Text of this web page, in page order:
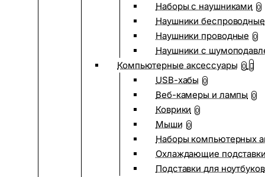
Наборы с наушниками 0
Наушники беспроводные
Наушники проводные 0
Наушники с
Компьютерные аксессуары 0
USB-хабы 0
Веб-камеры и лампы 0
Коврики 0
Мыши 0
Наборы компьютерных
Охлаждающие
Подставки для ноутбуков